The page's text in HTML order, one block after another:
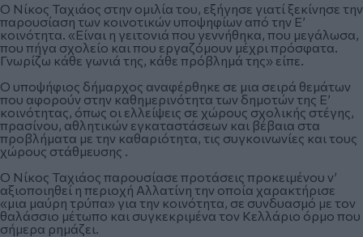
Ο Νίκος Ταχιάος στην ομιλία του, εξήγησε γιατί ξεκίνησε την
παρουσίαση των κοινοτικών υποψηφίων από την Ε’
κοινότητα. «Είναι η γειτονιά που γεννήθηκα, που μεγάλωσα,
που πήγα σχολείο και που εργαζόμουν μέχρι πρόσφατα.
Γνωρίζω κάθε γωνιά της, κάθε πρόβλημά της» είπε.
Ο υποψήφιος δήμαρχος αναφέρθηκε σε μια σειρά θεμάτων
που αφορούν στην καθημερινότητα των δημοτών της Ε’
κοινότητας, όπως οι ελλείψεις σε χώρους σχολικής στέγης,
πρασίνου, αθλητικών εγκαταστάσεων και βέβαια στα
προβλήματα με την καθαριότητα, τις συγκοινωνίες και τους
χώρους στάθμευσης .
Ο Νίκος Ταχιάος παρουσίασε προτάσεις προκειμένου ν’
αξιοποιηθεί η περιοχή Αλλατίνη την οποία χαρακτήρισε
«μια μαύρη τρύπα» για την κοινότητα, σε συνδυασμό με τον
θαλάσσιο μέτωπο και συγκεκριμένα τον Κελλάριο όρμο που
σήμερα ρημάζει.